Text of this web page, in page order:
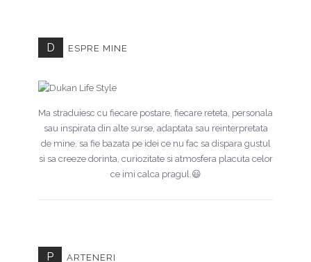
D ESPRE MINE
Ma straduiesc cu fiecare postare, fiecare reteta, personala
sau inspirata din alte surse, adaptata sau reinterpretata
de mine, sa fie bazata pe idei ce nu fac sa dispara gustul
si sa creeze dorinta, curiozitate si atmosfera placuta celor
ce imi calca pragul.😃
P ARTENERI